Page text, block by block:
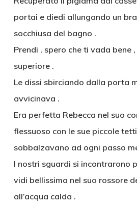
portai e diedi allungando un
socchiusa del bagno .
Prendi , spero che ti vada bene
superiore .
Le dissi sbirciando dalla porta
avvicinava .
Era perfetta Rebecca nel suo
flessuoso con le sue piccole
sobbalzavano ad ogni passo
I nostri sguardi si incontrarono
vidi bellissima nel suo rossore
all’acqua calda .